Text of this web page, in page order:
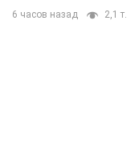
6 часов назад 2,1 т.